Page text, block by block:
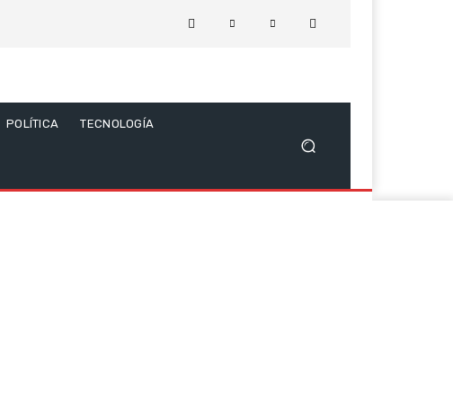
POLÍTICA TECNOLOGÍA